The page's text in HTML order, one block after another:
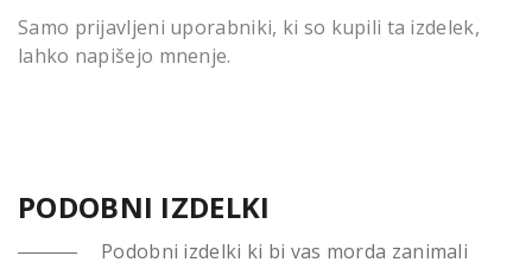
Samo prijavljeni uporabniki, ki so kupili ta izdelek,
lahko napišejo mnenje.
PODOBNI IZDELKI
Podobni izdelki ki bi vas morda zanimali